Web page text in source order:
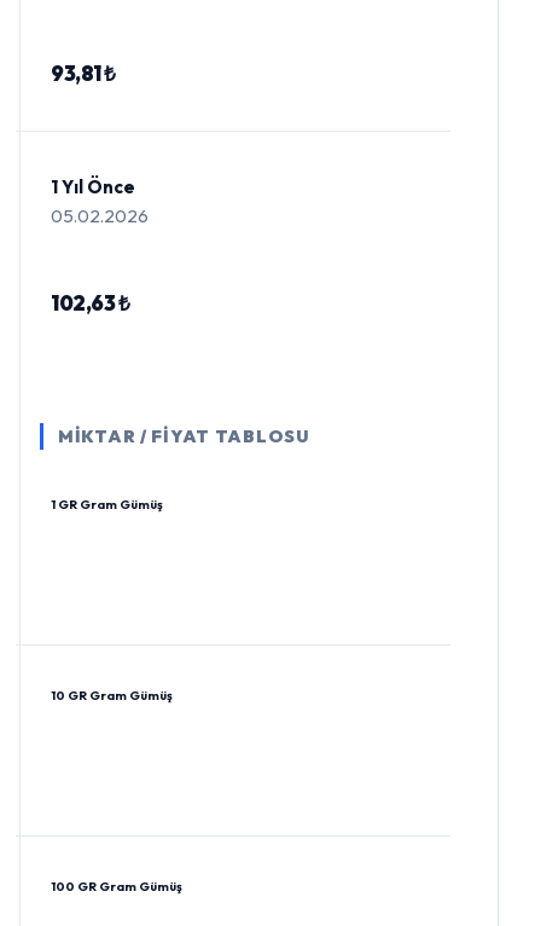
93,81 ₺
1 Yıl Önce
05.02.2026
102,63 ₺
MİKTAR / FİYAT TABLOSU
1 GR Gram Gümüş
10 GR Gram Gümüş
100 GR Gram Gümüş